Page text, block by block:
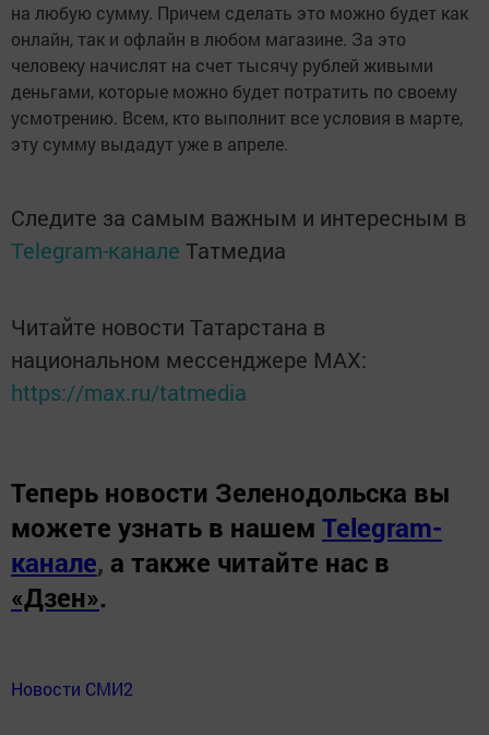
на любую сумму. Причем сделать это можно будет как
онлайн, так и офлайн в любом магазине. За это
человеку начислят на счет тысячу рублей живыми
деньгами, которые можно будет потратить по своему
усмотрению. Всем, кто выполнит все условия в марте,
эту сумму выдадут уже в апреле.
Следите за самым важным и интересным в
Telegram-канале Татмедиа
Читайте новости Татарстана в
национальном мессенджере MАХ:
https://max.ru/tatmedia
Теперь новости Зеленодольска вы
можете узнать в нашем Telegram-
канале, а также читайте нас в
«Дзен».
Новости СМИ2